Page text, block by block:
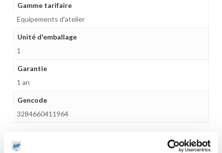
Gamme tarifaire
Equipements d'atelier
Unité d'emballage
1
Garantie
1 an
Gencode
3284660411964